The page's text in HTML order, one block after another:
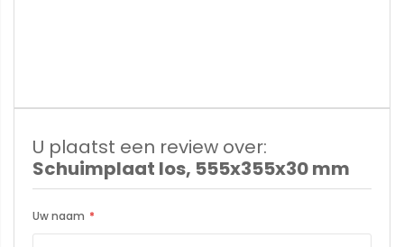
U plaatst een review over:
Schuimplaat los, 555x355x30 mm
Uw naam